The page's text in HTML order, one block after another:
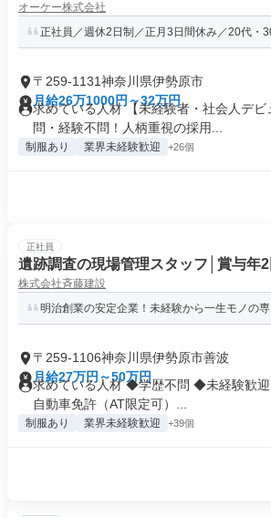
オーケー株式会社
正社員／週休2日制／正月3日間休み／20代・
〒259-1131神奈川県伊勢原市
月給26万1000円～32万円
求めている人材 【未経験者・社会人デビ
問・経験不問！人柄重視の採用...
制服あり 業界未経験歓迎 +26個
正社員
遺跡調査の現場管理スタッフ│賞与年
株式会社斉藤建設
明治創業の安定企業！未経験から一生モノの
〒259-1106神奈川県伊勢原市善波
月給27万円～50万円
求めている人材 ◆学歴不問 ◆未経験歓
自動車免許（AT限定可）...
制服あり 業界未経験歓迎 +39個